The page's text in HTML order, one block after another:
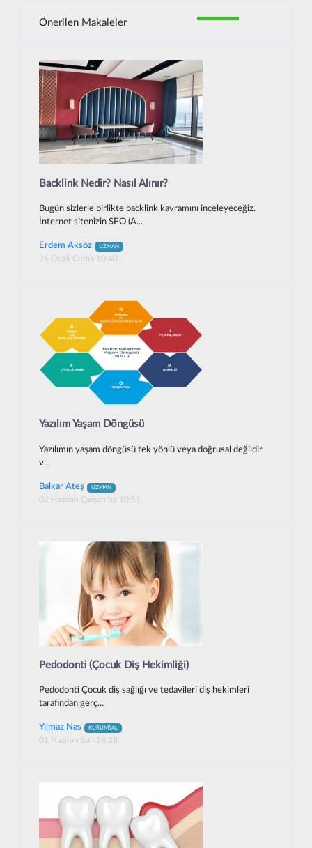
Önerilen Makaleler
Backlink Nedir? Nasıl Alınır?
Bugün sizlerle birlikte backlink kavramını inceleyeceğiz.
İnternet sitenizin SEO (A...
Erdem Aksöz UZMAN
26 Ocak Cuma 10:40
Yazılım Yaşam Döngüsü
Yazılımın yaşam döngüsü tek yönlü veya doğrusal değildir
v...
Balkar Ateş UZMAN
02 Haziran Çarşamba 10:51
Pedodonti (Çocuk Diş Hekimliği)
Pedodonti Çocuk diş sağlığı ve tedavileri diş hekimleri
tarafından gerç...
Yılmaz Nas KURUMSAL
01 Haziran Salı 18:28